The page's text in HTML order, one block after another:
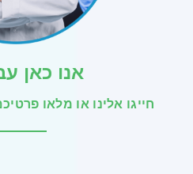
אנו כאן
חייגו אלינו או מלאו